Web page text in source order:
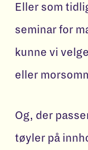
Eller som
seminar for
kunne vi
eller
Og, der
tøyler på